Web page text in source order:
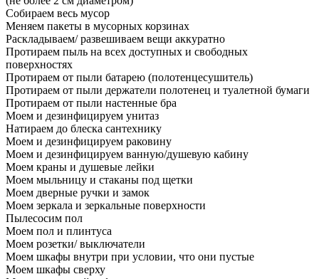
Собираем весь мусор
Меняем пакеты в мусорных корзинах
Раскладываем/ развешиваем вещи аккуратно
Протираем пыль на всех доступных и свободных
поверхностях
Протираем от пыли батарею (полотенцесушитель)
Протираем от пыли держатели полотенец и туалетной бумаги
Протираем от пыли настенные бра
Моем и дезинфицируем унитаз
Натираем до блеска сантехнику
Моем и дезинфицируем раковину
Моем и дезинфицируем ванную/душевую кабину
Моем краны и душевые лейки
Моем мыльницу и стаканы под щетки
Моем дверные ручки и замок
Моем зеркала и зеркальные поверхности
Пылесосим пол
Моем пол и плинтуса
Моем розетки/ выключатели
Моем шкафы внутри при условии, что они пустые
Моем шкафы сверху